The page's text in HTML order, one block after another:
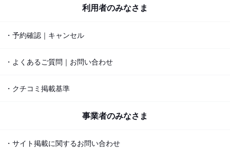
利用者のみなさま
・予約確認｜キャンセル
・よくあるご質問｜お問い合わせ
・クチコミ掲載基準
事業者のみなさま
・サイト掲載に関するお問い合わせ